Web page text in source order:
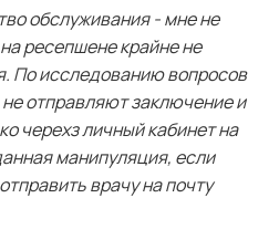
обслуживания - мне не
ресепшене крайне не
По исследованию вопросов
отправляют заключение и
черехз личный кабинет на
манипуляция, если
врачу на почту